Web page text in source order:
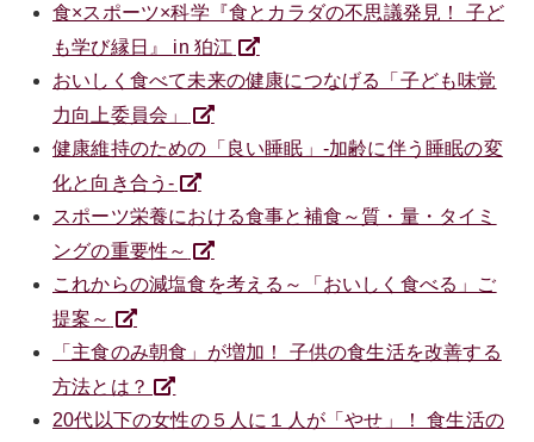
食×スポーツ×科学『食とカラダの不思議発見！ 子ど
も学び縁日』 in 狛江
おいしく食べて未来の健康につなげる「子ども味覚
力向上委員会」
健康維持のための「良い睡眠」-加齢に伴う睡眠の変
化と向き合う-
スポーツ栄養における食事と補食～質・量・タイミ
ングの重要性～
これからの減塩食を考える～「おいしく食べる」ご
提案～
「主食のみ朝食」が増加！ 子供の食生活を改善する
方法とは？
20代以下の女性の５人に１人が「やせ」！ 食生活の